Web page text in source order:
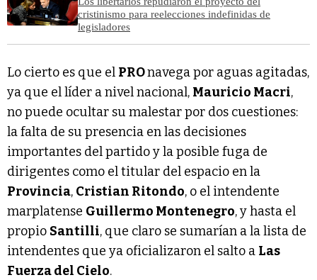
cristinismo para reelecciones indefinidas de
legisladores
Lo cierto es que el PROnavega por aguas agitadas,
ya que el líder a nivel nacional, Mauricio Macri,
no puede ocultar su malestar por dos cuestiones:
la falta de su presencia en las decisiones
importantes del partido y la posible fuga de
dirigentes como el titular del espacio en la
Provincia, Cristian Ritondo, o el intendente
marplatense Guillermo Montenegro, y hasta el
propio Santilli, que claro se sumarían a la lista de
intendentes que ya oficializaron el salto a Las
Fuerza del Cielo.